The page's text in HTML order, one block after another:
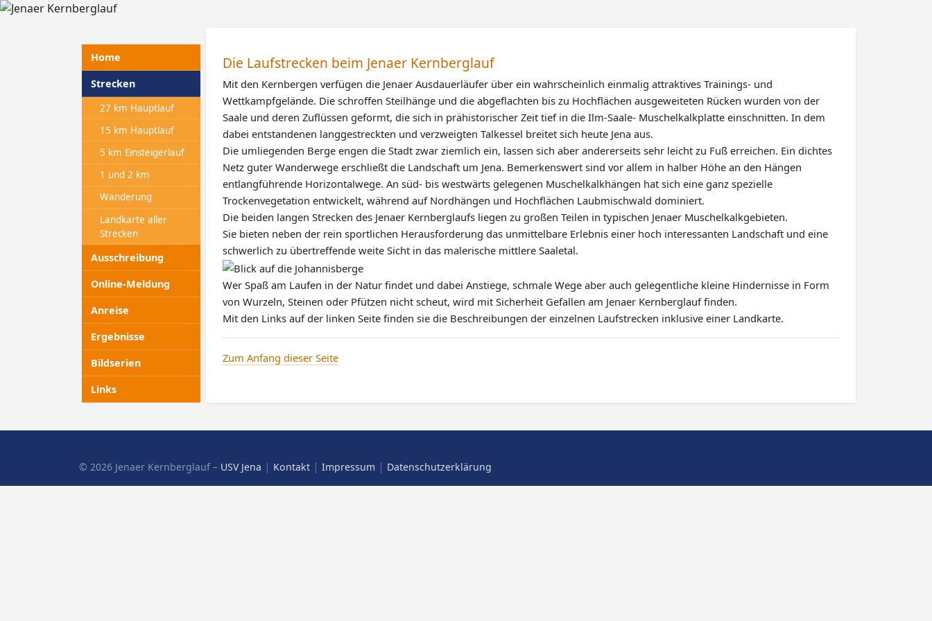
Home
Strecken
27 km Hauptlauf
15 km Hauptlauf
5 km Einsteigerlauf
1 und 2 km
Wanderung
Landkarte aller
Strecken
Ausschreibung
Online-Meldung
Anreise
Ergebnisse
Bildserien
Links
Die Laufstrecken beim Jenaer Kernberglauf
Mit den Kernbergen verfügen die Jenaer Ausdauerläufer über ein wahrscheinlich einmalig attraktives Trainings- und
Wettkampfgelände. Die schroffen Steilhänge und die abgeflachten bis zu Hochflächen ausgeweiteten Rücken wurden von der
Saale und deren Zuflüssen geformt, die sich in prähistorischer Zeit tief in die Ilm-Saale- Muschelkalkplatte einschnitten. In dem
dabei entstandenen langgestreckten und verzweigten Talkessel breitet sich heute Jena aus.
Die umliegenden Berge engen die Stadt zwar ziemlich ein, lassen sich aber andererseits sehr leicht zu Fuß erreichen. Ein dichtes
Netz guter Wanderwege erschließt die Landschaft um Jena. Bemerkenswert sind vor allem in halber Höhe an den Hängen
entlangführende Horizontalwege. An süd- bis westwärts gelegenen Muschelkalkhängen hat sich eine ganz spezielle
Trockenvegetation entwickelt, während auf Nordhängen und Hochflächen Laubmischwald dominiert.
Die beiden langen Strecken des Jenaer Kernberglaufs liegen zu großen Teilen in typischen Jenaer Muschelkalkgebieten.
Sie bieten neben der rein sportlichen Herausforderung das unmittelbare Erlebnis einer hoch interessanten Landschaft und eine
schwerlich zu übertreffende weite Sicht in das malerische mittlere Saaletal.
Wer Spaß am Laufen in der Natur findet und dabei Anstiege, schmale Wege aber auch gelegentliche kleine Hindernisse in Form
von Wurzeln, Steinen oder Pfützen nicht scheut, wird mit Sicherheit Gefallen am Jenaer Kernberglauf finden.
Mit den Links auf der linken Seite finden sie die Beschreibungen der einzelnen Laufstrecken inklusive einer Landkarte.
Zum Anfang dieser Seite
© 2026 Jenaer Kernberglauf – USV Jena | Kontakt | Impressum | Datenschutzerklärung